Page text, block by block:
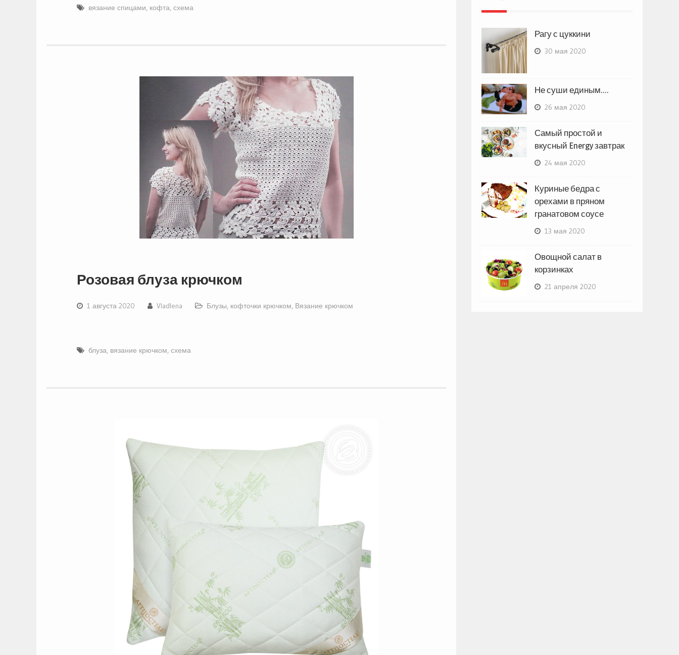
вязание спицами, кофта, схема
Розовая блуза крючком
1 августа 2020 Vladlena Блузы, кофточки крючком, Вязание крючком
блуза, вязание крючком, схема
Рагу с цуккини
30 мая 2020
Не суши единым….
26 мая 2020
Самый простой и
вкусный Energy завтрак
24 мая 2020
Куриные бедра с
орехами в пряном
гранатовом соусе
13 мая 2020
Овощной салат в
корзинках
21 апреля 2020